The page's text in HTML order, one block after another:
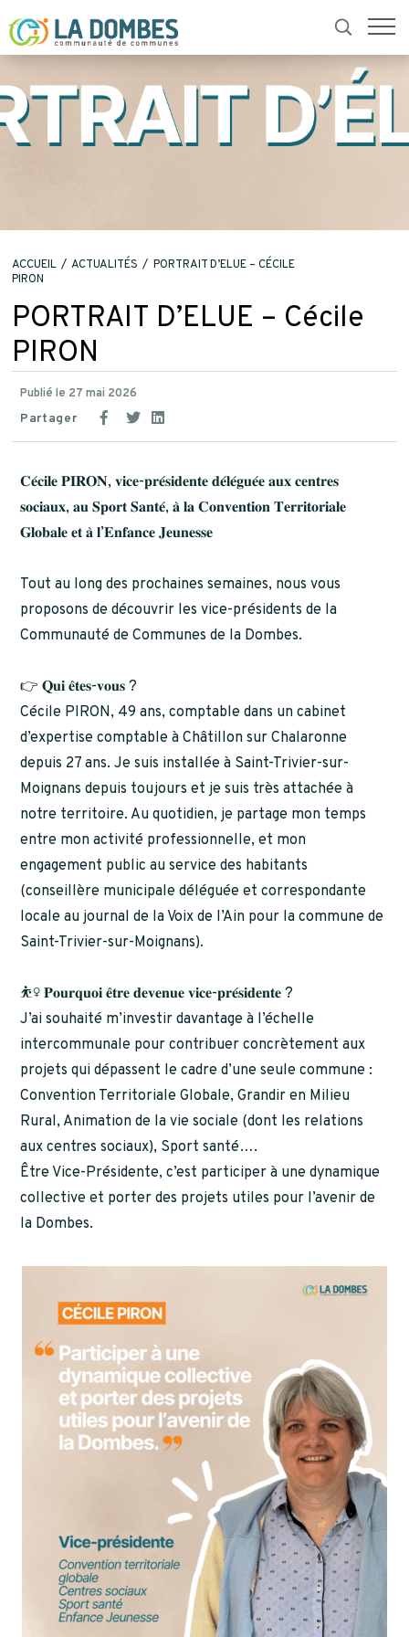
retour
ACCUEIL ACTUALITÉS
PORTRAIT D’ELUE – CÉCILE
PIRON
PORTRAIT D’ELUE – Cécile
PIRON
Publié le 27 mai 2026
Partager
𝐂𝐞́𝐜𝐢𝐥𝐞 𝐏𝐈𝐑𝐎𝐍, 𝐯𝐢𝐜𝐞-𝐩𝐫𝐞́𝐬𝐢𝐝𝐞𝐧𝐭𝐞 𝐝𝐞́𝐥𝐞́𝐠𝐮𝐞́𝐞 𝐚𝐮𝐱 𝐜𝐞𝐧𝐭𝐫𝐞𝐬
𝐬𝐨𝐜𝐢𝐚𝐮𝐱, 𝐚𝐮 𝐒𝐩𝐨𝐫𝐭 𝐒𝐚𝐧𝐭𝐞́, 𝐚̀ 𝐥𝐚 𝐂𝐨𝐧𝐯𝐞𝐧𝐭𝐢𝐨𝐧 𝐓𝐞𝐫𝐫𝐢𝐭𝐨𝐫𝐢𝐚𝐥𝐞
𝐆𝐥𝐨𝐛𝐚𝐥𝐞 𝐞𝐭 𝐚̀ 𝐥’𝐄𝐧𝐟𝐚𝐧𝐜𝐞 𝐉𝐞𝐮𝐧𝐞𝐬𝐬𝐞
Tout au long des prochaines semaines, nous vous
proposons de découvrir les vice-présidents de la
Communauté de Communes de la Dombes.
👉 𝐐𝐮𝐢 𝐞̂𝐭𝐞𝐬-𝐯𝐨𝐮𝐬 ?
Cécile PIRON, 49 ans, comptable dans un cabinet
d’expertise comptable à Châtillon sur Chalaronne
depuis 27 ans. Je suis installée à Saint-Trivier-sur-
Moignans depuis toujours et je suis très attachée à
notre territoire. Au quotidien, je partage mon temps
entre mon activité professionnelle, et mon
engagement public au service des habitants
(conseillère municipale déléguée et correspondante
locale au journal de la Voix de l’Ain pour la commune de
Saint-Trivier-sur-Moignans).
⛹️‍♀️ 𝐏𝐨𝐮𝐫𝐪𝐮𝐨𝐢 𝐞̂𝐭𝐫𝐞 𝐝𝐞𝐯𝐞𝐧𝐮𝐞 𝐯𝐢𝐜𝐞-𝐩𝐫𝐞́𝐬𝐢𝐝𝐞𝐧𝐭𝐞 ?
J’ai souhaité m’investir davantage à l’échelle
intercommunale pour contribuer concrètement aux
projets qui dépassent le cadre d’une seule commune :
Convention Territoriale Globale, Grandir en Milieu
Rural, Animation de la vie sociale (dont les relations
aux centres sociaux), Sport santé….
Être Vice-Présidente, c’est participer à une dynamique
collective et porter des projets utiles pour l’avenir de
la Dombes.